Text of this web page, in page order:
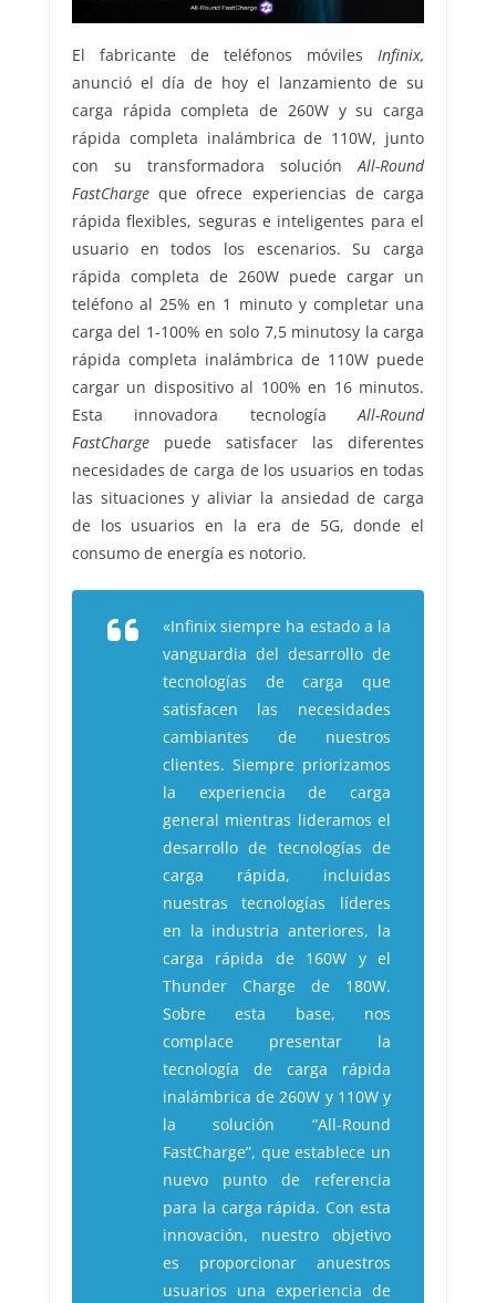
El fabricante de teléfonos móvilesInfinix,
anunció el día de hoy el lanzamiento de su
carga rápida completa de 260W y su carga
rápida completa inalámbrica de 110W, junto
con su transformadora soluciónAll-Round
FastChargeque ofrece experiencias de carga
rápida flexibles, seguras e inteligentes para el
usuario en todos los escenarios. Su carga
rápida completa de 260W puede cargar un
teléfono al 25% en 1 minuto y completar una
carga del 1-100% en solo 7,5 minutosy la carga
rápida completa inalámbrica de 110W puede
cargar un dispositivo al 100% en 16 minutos.
Esta innovadora tecnologíaAll-Round
FastChargepuede satisfacer las diferentes
necesidades de carga de los usuarios en todas
las situaciones y aliviar la ansiedad de carga
de los usuarios en la era de 5G, donde el
consumo de energía es notorio.
«Infinix siempre ha estado a la
vanguardia del desarrollo de
tecnologías de carga que
satisfacen las necesidades
cambiantes de nuestros
clientes. Siempre priorizamos
la experiencia de carga
general mientras lideramos el
desarrollo de tecnologías de
carga rápida, incluidas
nuestras tecnologías líderes
en la industria anteriores, la
carga rápida de 160W y el
Thunder Charge de 180W.
Sobre esta base, nos
complace presentar la
tecnología de carga rápida
inalámbrica de 260W y 110W y
la solución “All-Round
FastCharge”, que establece un
nuevo punto de referencia
para la carga rápida. Con esta
innovación, nuestro objetivo
es proporcionar anuestros
usuarios una experiencia de